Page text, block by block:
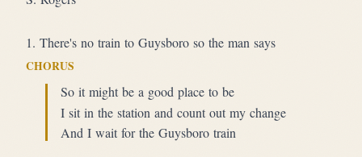
1. There's no train to Guysboro so the man says
CHORUS
So it might be a good place to be
I sit in the station and count out my change
And I wait for the Guysboro train